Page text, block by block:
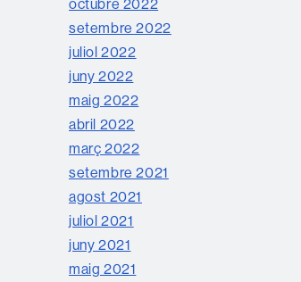
setembre 2022
juliol 2022
juny 2022
maig 2022
abril 2022
març 2022
setembre 2021
agost 2021
juliol 2021
juny 2021
maig 2021